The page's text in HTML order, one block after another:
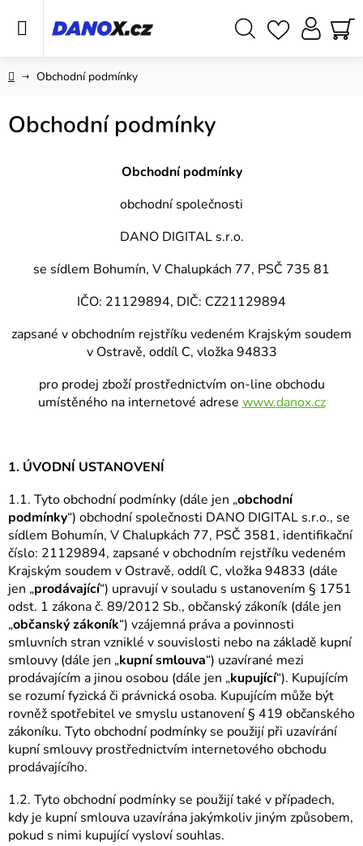
DomůObchodní podmínky
Obchodní podmínky
Obchodní podmínky
obchodní společnosti
DANO DIGITAL s.r.o.
se sídlem Bohumín, V Chalupkách 77, PSČ 735 81
IČO: 21129894, DIČ: CZ21129894
zapsané v obchodním rejstříku vedeném Krajským soudem
v Ostravě, oddíl C, vložka 94833
pro prodej zboží prostřednictvím on-line obchodu
umístěného na internetové adrese www.danox.cz
1. ÚVODNÍ USTANOVENÍ
1.1. Tyto obchodní podmínky (dále jen „obchodní
podmínky“) obchodní společnosti DANO DIGITAL s.r.o., se
sídlem Bohumín, V Chalupkách 77, PSČ 3581, identifikační
číslo: 21129894, zapsané v obchodním rejstříku vedeném
Krajským soudem v Ostravě, oddíl C, vložka 94833 (dále
jen „prodávající“) upravují v souladu s ustanovením § 1751
odst. 1 zákona č. 89/2012 Sb., občanský zákoník (dále jen
„občanský zákoník“) vzájemná práva a povinnosti
smluvních stran vzniklé v souvislosti nebo na základě kupní
smlouvy (dále jen „kupní smlouva“) uzavírané mezi
prodávajícím a jinou osobou (dále jen „kupující“). Kupujícím
se rozumí fyzická či právnická osoba. Kupujícím může být
rovněž spotřebitel ve smyslu ustanovení § 419 občanského
zákoníku. Tyto obchodní podmínky se použijí při uzavírání
kupní smlouvy prostřednictvím internetového obchodu
prodávajícího.
1.2. Tyto obchodní podmínky se použijí také v případech,
kdy je kupní smlouva uzavírána jakýmkoliv jiným způsobem,
pokud s nimi kupující vysloví souhlas.